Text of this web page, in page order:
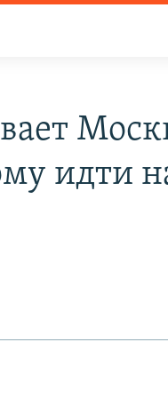
идти